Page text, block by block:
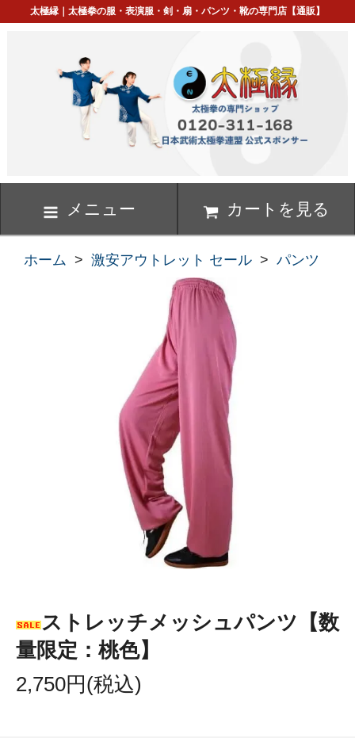
太極縁｜太極拳の服・表演服・剣・扇・パンツ・靴の専門店【通販】
メニュー カートを見る
ホーム > 激安アウトレット セール > パンツ
ストレッチメッシュパンツ【数
量限定：桃色】
2,750円(税込)